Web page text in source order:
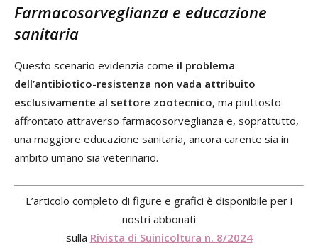
Farmacosorveglianza e educazione
sanitaria
Questo scenario evidenzia come il problema
dell’antibiotico-resistenza non vada attribuito
esclusivamente al settore zootecnico, ma piuttosto
affrontato attraverso farmacosorveglianza e, soprattutto,
una maggiore educazione sanitaria, ancora carente sia in
ambito umano sia veterinario.
L’articolo completo di figure e grafici è disponibile per i
nostri abbonati
sulla Rivista di Suinicoltura n. 8/2024